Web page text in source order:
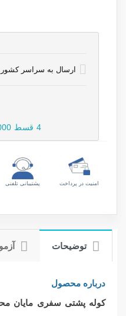
ارسال به سراسر کشور: 2 روز
4 قسط 2,277,000 تومانی با اسنپ پی
امنیت در پرداخت پشتیبانی تلفنی
توضیحات
درباره محصول
کوله پشتی سفری مایان